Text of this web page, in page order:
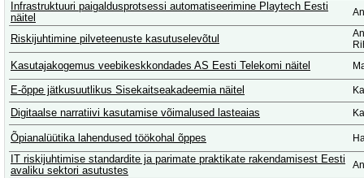
Infrastruktuuri paigaldusprotsessi automatiseerimine Playtech Eesti
näitel
Riskijuhtimine pilveteenuste kasutuselevõtul
Kasutajakogemus veebikeskkondades AS Eesti Telekomi näitel
E-õppe jätkusuutlikus Sisekaitseakadeemia näitel
Digitaalse narratiivi kasutamise võimalused lasteaias
Õpianalüütika lahendused töökohal õppes
IT riskijuhtimise standardite ja parimate praktikate rakendamisest Eesti
avaliku sektori asutustes